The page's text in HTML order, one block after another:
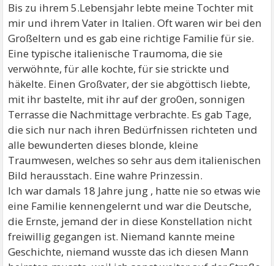
Bis zu ihrem 5.Lebensjahr lebte meine Tochter mit
mir und ihrem Vater in Italien. Oft waren wir bei den
Großeltern und es gab eine richtige Familie für sie.
Eine typische italienische Traumoma, die sie
verwöhnte, für alle kochte, für sie strickte und
häkelte. Einen Großvater, der sie abgöttisch liebte,
mit ihr bastelte, mit ihr auf der gro0en, sonnigen
Terrasse die Nachmittage verbrachte. Es gab Tage,
die sich nur nach ihren Bedürfnissen richteten und
alle bewunderten dieses blonde, kleine
Traumwesen, welches so sehr aus dem italienischen
Bild herausstach. Eine wahre Prinzessin.
Ich war damals 18 Jahre jung , hatte nie so etwas wie
eine Familie kennengelernt und war die Deutsche,
die Ernste, jemand der in diese Konstellation nicht
freiwillig gegangen ist. Niemand kannte meine
Geschichte, niemand wusste das ich diesen Mann